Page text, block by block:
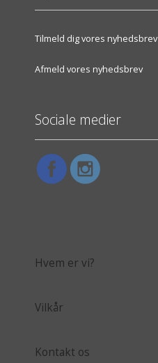
Tilmeld dig vores nyhedsbrev
Afmeld vores nyhedsbrev
Sociale medier
Hvem er vi?
Vilkår
Kontakt os